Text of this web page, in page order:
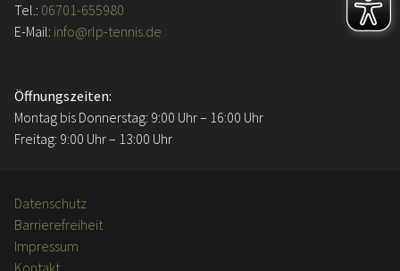
Tel.: 06701-655980
E-Mail: info@rlp-tennis.de
Öffnungszeiten:
Montag bis Donnerstag: 9:00 Uhr – 16:00 Uhr
Freitag: 9:00 Uhr – 13:00 Uhr
Datenschutz
Barrierefreiheit
Impressum
Kontakt